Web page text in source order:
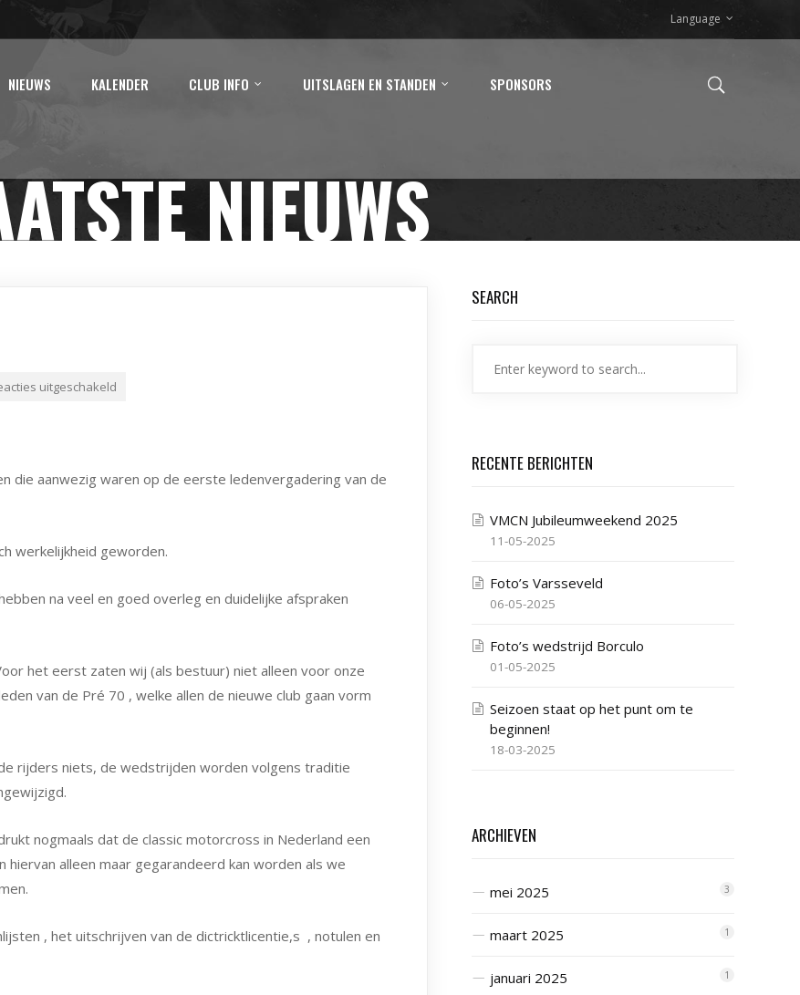
Language
NIEUWS KALENDER CLUB INFO UITSLAGEN EN STANDEN SPONSORS
NIEUWS
uitgeschakeld
die aanwezig waren op de eerste ledenvergadering van de
werkelijkheid geworden.
na veel en goed overleg en duidelijke afspraken
het eerst zaten wij (als bestuur) niet alleen voor onze
van de Pré 70 , welke allen de nieuwe club gaan vorm
rijders niets, de wedstrijden worden volgens traditie
nogmaals dat de classic motorcross in Nederland een
alleen maar gegarandeerd kan worden als we
, het uitschrijven van de dictricktlicentie,s , notulen en
SEARCH
RECENTE BERICHTEN
VMCN Jubileumweekend 2025
11-05-2025
Foto’s Varsseveld
06-05-2025
Foto’s wedstrijd Borculo
01-05-2025
Seizoen staat op het punt om te
beginnen!
18-03-2025
ARCHIEVEN
mei 2025 3
maart 2025 1
januari 2025 1